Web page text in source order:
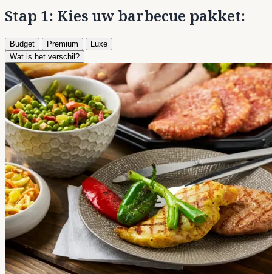
Stap 1: Kies uw barbecue pakket:
Budget Premium
Luxe
Wat is het verschil?